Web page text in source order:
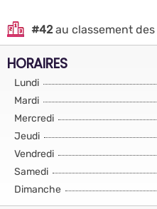
#42au classement des
HORAIRES
Lundi
Mardi
Mercredi
Jeudi
Vendredi
Samedi
Dimanche